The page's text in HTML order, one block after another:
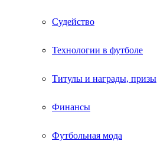
Судейство
Технологии в футболе
Титулы и награды, призы
Финансы
Футбольная мода